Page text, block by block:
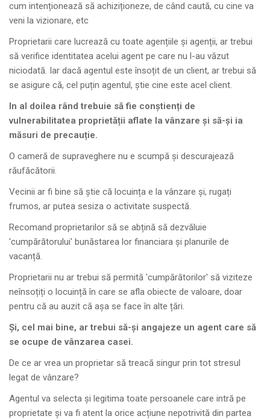
cum intenționează să achiziționeze, de când caută, cu cine va
veni la vizionare, etc
Proprietarii care lucrează cu toate agențiile și agenții, ar trebui
să verifice identitatea acelui agent pe care nu l-au văzut
niciodată. Iar dacă agentul este însoțit de un client, ar trebui să
se asigure că, cel puțin agentul, știe cine este acel client.
In al doilea rând trebuie să fie conștienți de
vulnerabilitatea proprietății aflate la vânzare și să-și ia
măsuri de precauție.
O cameră de supraveghere nu e scumpă și descurajează
răufăcătorii.
Vecinii ar fi bine să știe că locuința e la vânzare și, rugați
frumos, ar putea sesiza o activitate suspectă.
Recomand proprietarilor să se abțină să dezvăluie
'cumpărătorului' bunăstarea lor financiara și planurile de
vacanță.
Proprietarii nu ar trebui să permită 'cumpărătorilor' să viziteze
neînsoțiți o locuință în care se afla obiecte de valoare, doar
pentru că au auzit că așa se face în alte țări.
Și, cel mai bine, ar trebui să-și angajeze un agent care să
se ocupe de vânzarea casei.
De ce ar vrea un proprietar să treacă singur prin tot stresul
legat de vânzare?
Agentul va selecta și legitima toate persoanele care intră pe
proprietate și va fi atent la orice acțiune nepotrivită din partea